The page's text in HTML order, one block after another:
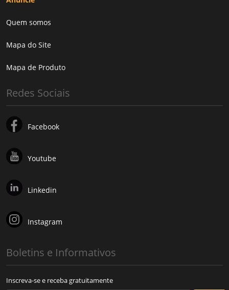
Quem somos
Mapa do Site
Mapa de Produto
Redes Sociais
Facebook
Youtube
Linkedin
Instagram
Boletins e Informativos
Inscreva-se e receba gratuitamente